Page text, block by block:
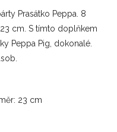
Prasátko Peppa. 8
cm. S tímto doplňkem
Peppa Pig, dokonalé.
23 cm